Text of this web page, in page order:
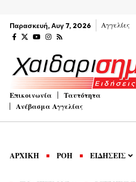
Παρασκευή, Αυγ 7, 2026 Αγγελίες
Επικοινωνία
Ταυτότητα
Ανέβασμα Αγγελίας
ΑΡΧΙΚΗ ΡΟΗ ΕΙΔΗΣΕΙΣ